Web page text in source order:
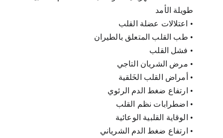
طويلة الأمد
•
اعتلالات عضلة القلب
• طب القلب المتعلق بالطيران
• فشل القلب
• مرض الشريان التاجي
•
أمراض القلب الخَلقية
•
ارتفاع ضغط الدم الرئوي
•
اضطرابات نظم القلب
•
الوقاية القلبية الوعائية
•
ارتفاع ضغط الدم الشرياني